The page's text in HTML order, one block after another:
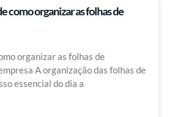
como organizar as folhas de
organizar as folhas de
A organização das folhas de
essencial do dia a